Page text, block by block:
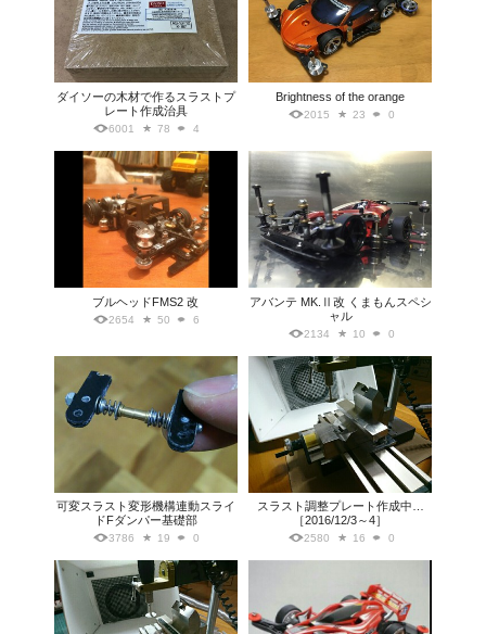
ダイソーの木材で作るスラストプ
レート作成治具
6001 78 4
Brightness of the orange
2015 23 0
ブルヘッドFMS2 改
2654 50 6
アバンテ MK.Ⅱ改 くまもんスペシ
ャル
2134 10 0
可変スラスト変形機構連動スライ
ドFダンパー基礎部
3786 19 0
スラスト調整プレート作成中…
［2016/12/3～4］
2580 16 0